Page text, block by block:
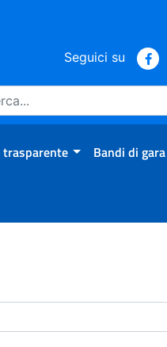
Seguici su
Bandi di gara